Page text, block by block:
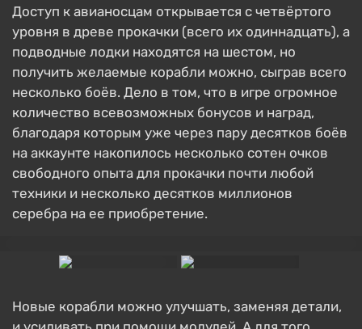
Доступ к авианосцам открывается с четвёртого
уровня в древе прокачки (всего их одиннадцать), а
подводные лодки находятся на шестом, но
получить желаемые корабли можно, сыграв всего
несколько боёв. Дело в том, что в игре огромное
количество всевозможных бонусов и наград,
благодаря которым уже через пару десятков боёв
на аккаунте накопилось несколько сотен очков
свободного опыта для прокачки почти любой
техники и несколько десятков миллионов
серебра на ее приобретение.
Новые корабли можно улучшать, заменяя детали,